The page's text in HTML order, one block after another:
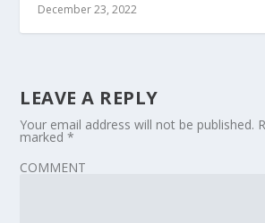
December 23, 2022
LEAVE A REPLY
Your email address will not be published.
marked*
COMMENT